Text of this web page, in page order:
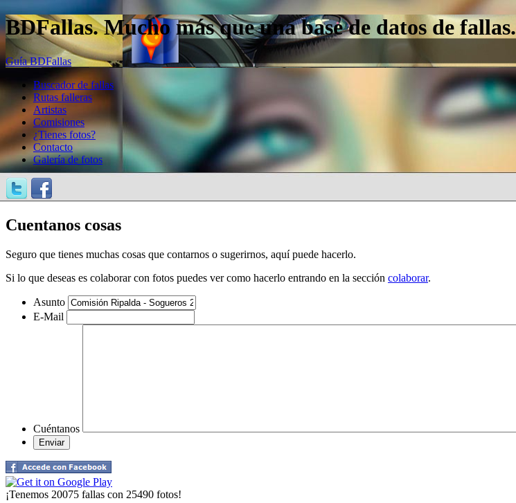
BDFallas. Mucho más que una base de datos de fallas.
Guía BDFallas
Buscador de fallas
Rutas falleras
Artistas
Comisiones
¿Tienes fotos?
Contacto
Galería de fotos
Cuentanos cosas
Seguro que tienes muchas cosas que contarnos o sugerirnos, aquí puede hacerlo.
Si lo que deseas es colaborar con fotos puedes ver como hacerlo entrando en la sección colaborar.
Asunto
E-Mail
Cuéntanos
¡Tenemos 20075 fallas con 25490 fotos!